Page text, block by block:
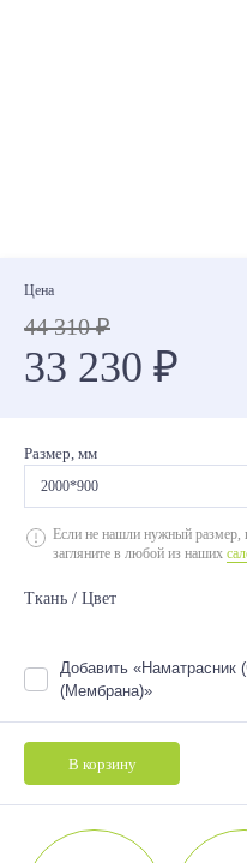
Цена
44 310 ₽
33 230 ₽
Размер, мм
2000*900
2000*700
2000*900
2000*1400
2000*1600
2000*1800
Если не нашли нужный размер,
загляните в любой из наших
Ткань / Цвет
Добавить «Наматрасник
(Мембрана)»
В корзину